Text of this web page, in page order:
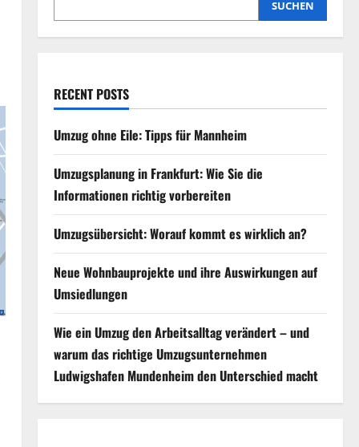
SUCHEN
RECENT POSTS
Umzug ohne Eile: Tipps für Mannheim
Umzugsplanung in Frankfurt: Wie Sie die
Informationen richtig vorbereiten
Umzugsübersicht: Worauf kommt es wirklich an?
Neue Wohnbauprojekte und ihre Auswirkungen auf
Umsiedlungen
Wie ein Umzug den Arbeitsalltag verändert – und
warum das richtige Umzugsunternehmen
Ludwigshafen Mundenheim den Unterschied macht